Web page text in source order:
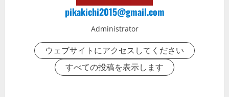
pikakichi2015@gmail.com
Administrator
ウェブサイトにアクセスしてください
すべての投稿を表示します